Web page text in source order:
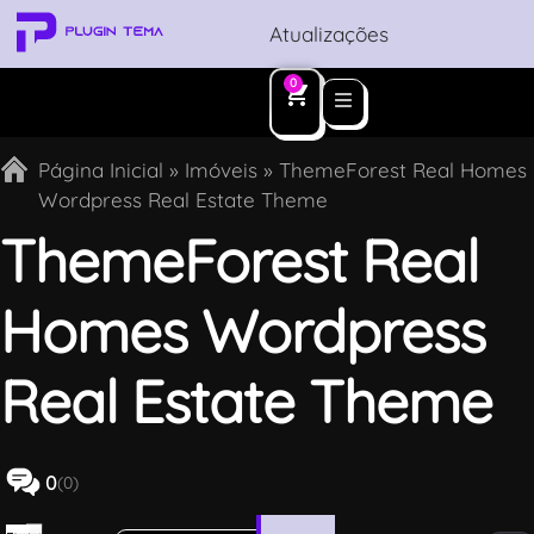
Atualizações
0
Página Inicial » Imóveis » ThemeForest Real Homes
Wordpress Real Estate Theme
ThemeForest Real
Homes Wordpress
Real Estate Theme
0(0)